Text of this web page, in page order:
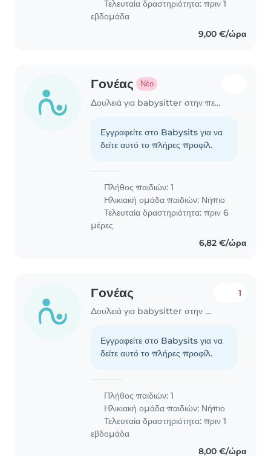
Τελευταία δραστηριότητα: πριν 1
εβδομάδα
9,00 €/ώρα
Γονέας Νέο
Δουλειά για babysitter στην περιοχή Χανιά
Εγγραφείτε στο Babysits για να
δείτε αυτό το πλήρες προφίλ.
Πλήθος παιδιών: 1
Ηλικιακή ομάδα παιδιών: Νήπιο
Τελευταία δραστηριότητα: πριν 6
μέρες
6,82 €/ώρα
Γονέας
Δουλειά για babysitter στην περιοχή Χανιά
1
Εγγραφείτε στο Babysits για να
δείτε αυτό το πλήρες προφίλ.
Πλήθος παιδιών: 1
Ηλικιακή ομάδα παιδιών: Νήπιο
Τελευταία δραστηριότητα: πριν 1
εβδομάδα
8,00 €/ώρα